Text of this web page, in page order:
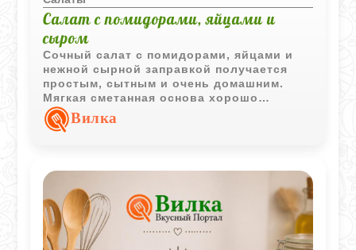
Салат с помидорами, яйцами и
сыром
Сочный салат с помидорами, яйцами и
нежной сырной заправкой получается
простым, сытным и очень домашним.
Мягкая сметанная основа хорошо
объединяет все ингредиенты и делает
вкус особенно нежным.
Вилка